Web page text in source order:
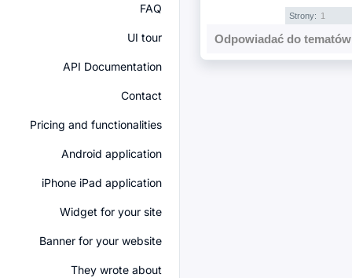
FAQ
UI tour
API Documentation
Contact
Pricing and functionalities
Android application
iPhone iPad application
Widget for your site
Banner for your website
They wrote about
Strony: 1
Odpowiadać do